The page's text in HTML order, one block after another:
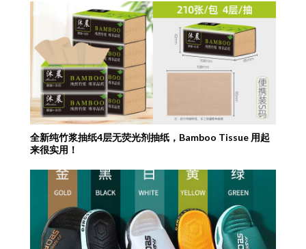
全新纯竹浆抽纸4层无荧光剂抽纸，Bamboo Tissue 用起
来很实用！